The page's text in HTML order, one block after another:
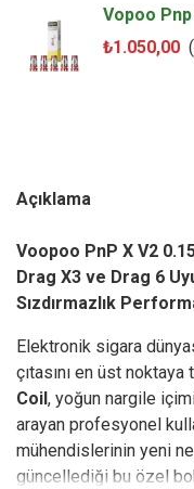
Vopoo
₺1.050,00
Açıklama
Voopoo PnP X V2
Drag X3 ve Drag 6
Sızdırmazlık
Elektronik sigara
çıtasını en üst noktaya
Coil , yoğun nargile
arayan profesyonel
mühendislerinin yeni
güncellediği bu özel